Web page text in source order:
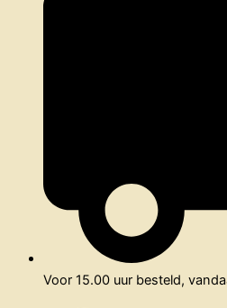
Voor 15.00 uur besteld,